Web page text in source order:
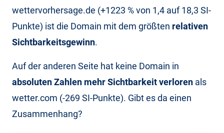
wettervorhersage.de (+1223 % von 1,4 auf 18,3 SI-
Punkte) ist die Domain mit dem größten relativen
Sichtbarkeitsgewinn.
Auf der anderen Seite hat keine Domain in
absoluten Zahlen mehr Sichtbarkeit verloren als
wetter.com (-269 SI-Punkte). Gibt es da einen
Zusammenhang?